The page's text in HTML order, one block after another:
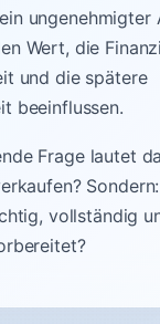
ungenehmigter
Wert, die
und die spätere
beeinflussen.
Frage lautet
vollständig